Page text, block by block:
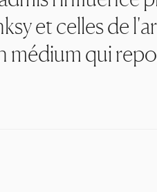
et celles de
qui